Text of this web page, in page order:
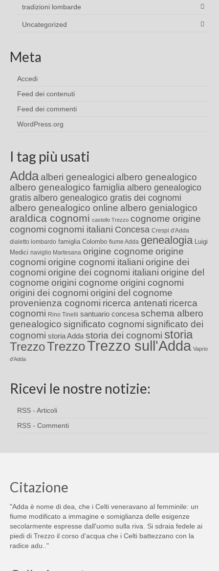
tradizioni lombarde
Uncategorized
Meta
Accedi
Feed dei contenuti
Feed dei commenti
WordPress.org
I tag più usati
Adda alberi genealogici albero genealogico
albero genealogico famiglia albero genealogico
gratis albero genealogico gratis dei cognomi
albero genealogico online albero genialogico
araldica cognomi castello Trezzo cognome origine
cognomi cognomi italiani Concesa Crespi d'Adda
dialetto lombardo famiglia Colombo fiume Adda genealogia Luigi
Medici naviglio Martesana origine cognome origine
cognomi origine cognomi italiani origine dei
cognomi origine dei cognomi italiani origine del
cognome origini cognome origini cognomi
origini dei cognomi origini del cognome
provenienza cognomi ricerca antenati ricerca
cognomi Rino Tinelli santuario concesa schema albero
genealogico significato cognomi significato dei
cognomi storia Adda storia dei cognomi storia
TrezzoTrezzoTrezzo sull'Adda Vaprio
d'Adda
Ricevi le nostre notizie:
RSS - Articoli
RSS - Commenti
Citazione
"Adda è nome di dea, che i Celti veneravano al femminile: un
fiume modificato a immagine e somiglianza delle esigenze
secolarmente espresse dall'uomo sulla riva. Si sdraia fedele ai
piedi di Trezzo il corso d'acqua che i Celti battezzano con la
radice adu.."